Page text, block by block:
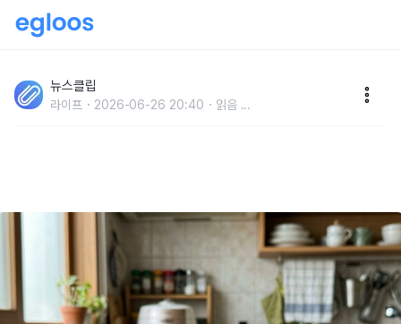
병 바닥 생김새가 다른 과학적인 이유
뉴스클립
라이프 2026-06-26 20:40 읽음 ...